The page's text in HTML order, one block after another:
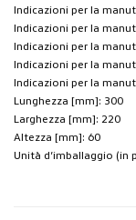
Indicazioni per la
Indicazioni per la
Indicazioni per la
Indicazioni per la
Indicazioni per la
Lunghezza [mm]: 300
Larghezza [mm]: 220
Altezza [mm]: 60
Unità d’imballaggio (in